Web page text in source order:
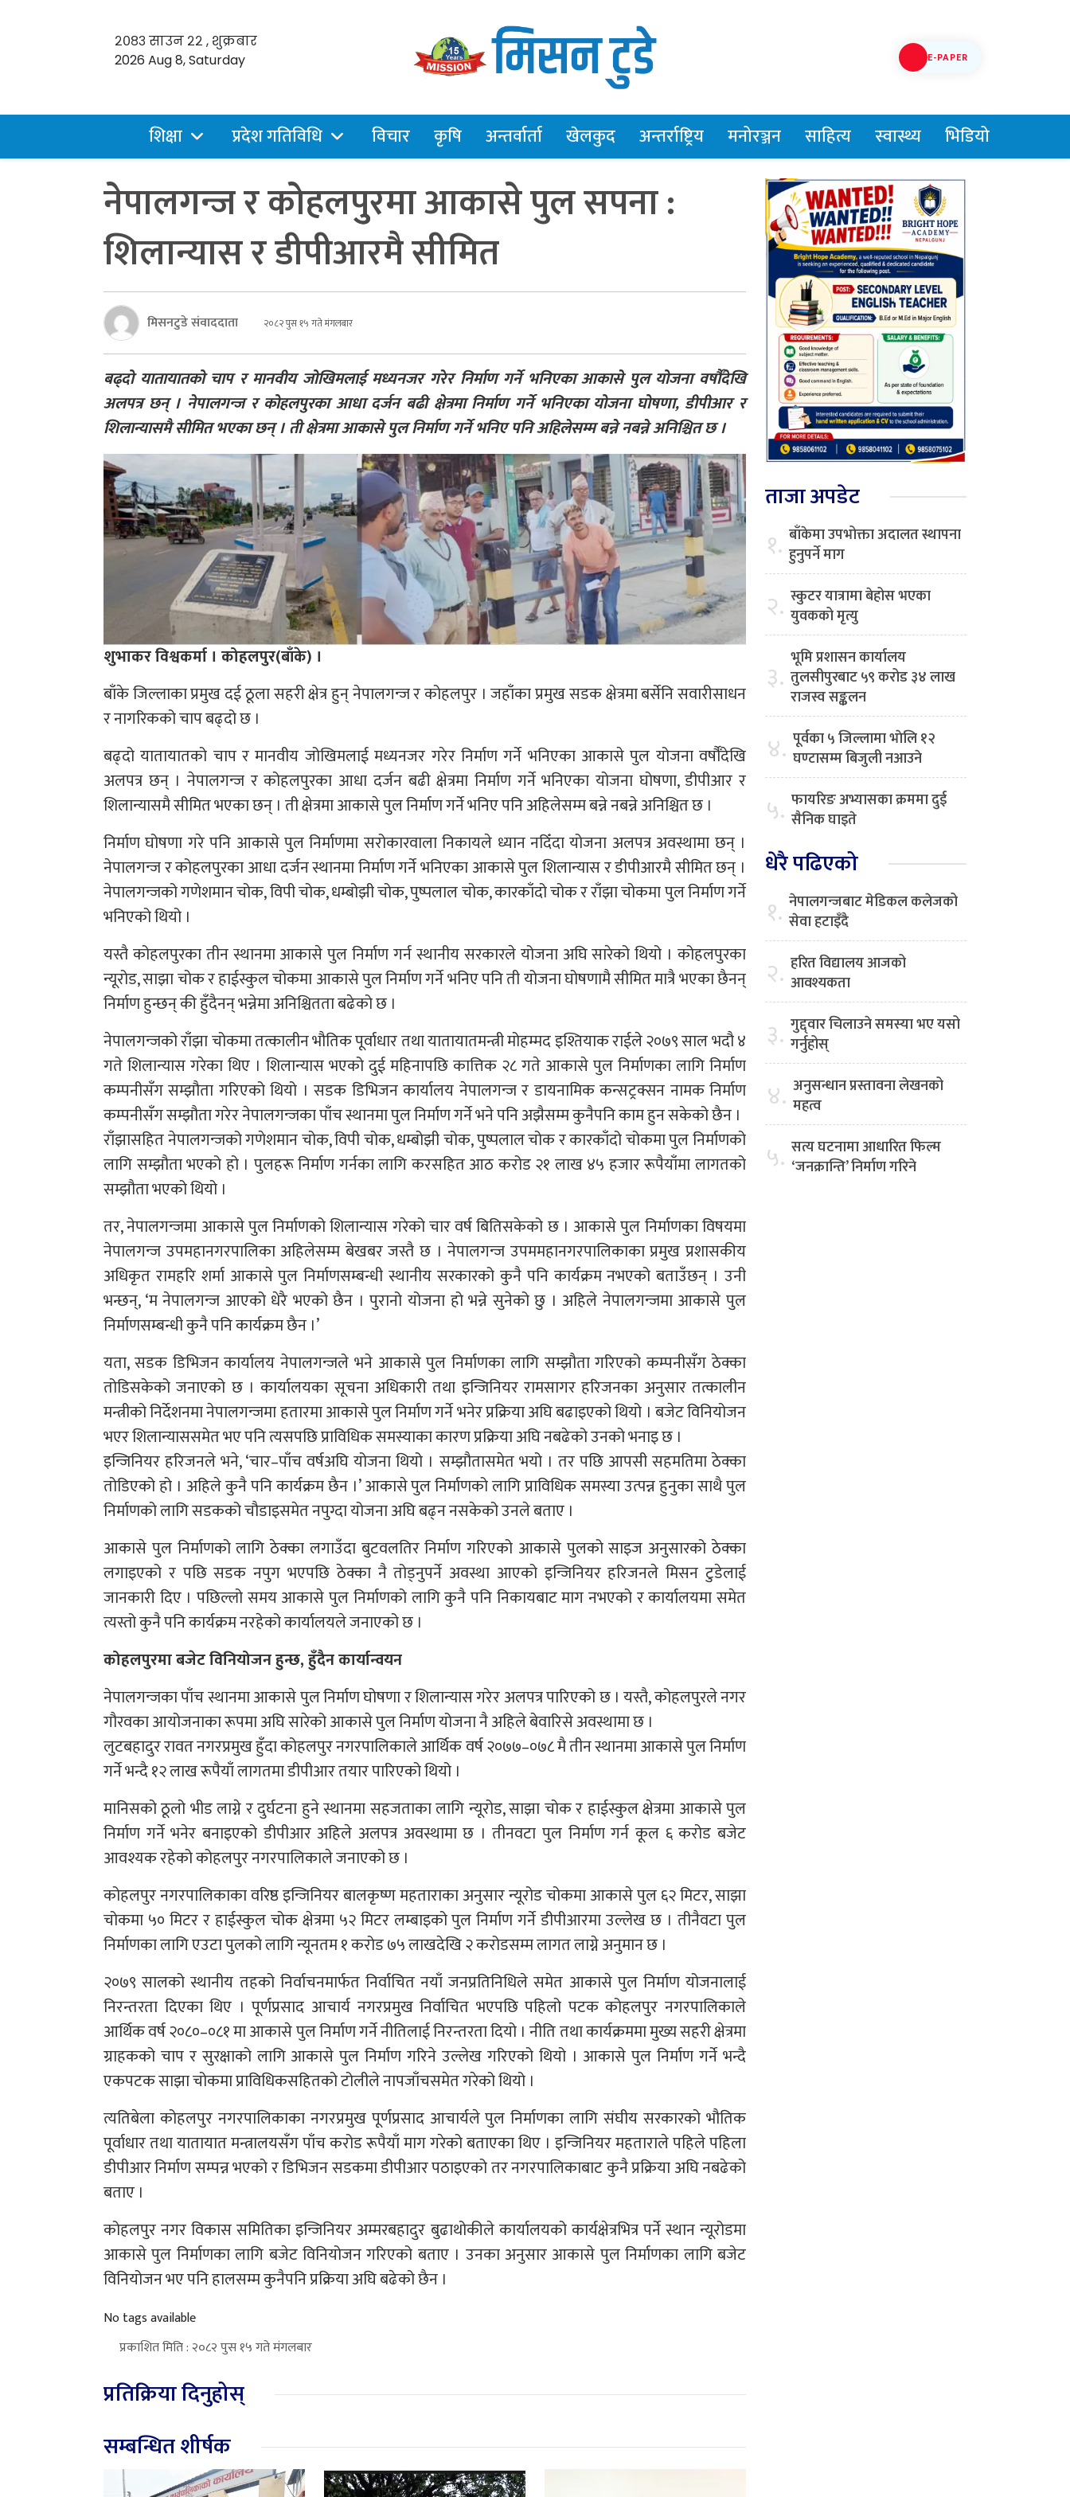
२०८३ साउन २२ , शुक्रबार
2026 Aug 8, Saturday
E-PAPER
शिक्षा प्रदेश गतिविधि विचार कृषि अन्तर्वार्ता खेलकुद अन्तर्राष्ट्रिय मनोरञ्जन साहित्य स्वास्थ्य भिडियो
नेपालगन्ज र कोहलपुुरमा आकासे पुल सपना :
शिलान्यास र डीपीआरमै सीमित
मिसनटुडे संवाददाता २०८२ पुस १५ गते मंगलबार
बढ्दो यातायातको चाप र मानवीय जोखिमलाई मध्यनजर गरेर निर्माण गर्ने भनिएका आकासे पुल योजना वर्षौँदेखि
अलपत्र छन् । नेपालगन्ज र कोहलपुरका आधा दर्जन बढी क्षेत्रमा निर्माण गर्ने भनिएका योजना घोषणा, डीपीआर र
शिलान्यासमै सीमित भएका छन् । ती क्षेत्रमा आकासे पुल निर्माण गर्ने भनिए पनि अहिलेसम्म बन्ने नबन्ने अनिश्चित छ ।
शुभाकर विश्वकर्मा । कोहलपुर(बाँके) ।
बाँके जिल्लाका प्रमुख दई ठूला सहरी क्षेत्र हुन् नेपालगन्ज र कोहलपुर । जहाँका प्रमुख सडक क्षेत्रमा बर्सेनि सवारीसाधन
र नागरिकको चाप बढ्दो छ ।
बढ्दो यातायातको चाप र मानवीय जोखिमलाई मध्यनजर गरेर निर्माण गर्ने भनिएका आकासे पुल योजना वर्षौँदेखि
अलपत्र छन् । नेपालगन्ज र कोहलपुरका आधा दर्जन बढी क्षेत्रमा निर्माण गर्ने भनिएका योजना घोषणा, डीपीआर र
शिलान्यासमै सीमित भएका छन् । ती क्षेत्रमा आकासे पुल निर्माण गर्ने भनिए पनि अहिलेसम्म बन्ने नबन्ने अनिश्चित छ ।
निर्माण घोषणा गरे पनि आकासे पुल निर्माणमा सरोकारवाला निकायले ध्यान नदिँदा योजना अलपत्र अवस्थामा छन् ।
नेपालगन्ज र कोहलपुरका आधा दर्जन स्थानमा निर्माण गर्ने भनिएका आकासे पुल शिलान्यास र डीपीआरमै सीमित छन् ।
नेपालगन्जको गणेशमान चोक, विपी चोक, धम्बोझी चोक, पुष्पलाल चोक, कारकाँदो चोक र राँझा चोकमा पुल निर्माण गर्ने
भनिएको थियो ।
यस्तै कोहलपुरका तीन स्थानमा आकासे पुल निर्माण गर्न स्थानीय सरकारले योजना अघि सारेको थियो । कोहलपुरका
न्यूरोड, साझा चोक र हाईस्कुल चोकमा आकासे पुल निर्माण गर्ने भनिए पनि ती योजना घोषणामै सीमित मात्रै भएका छैनन्
निर्माण हुन्छन् की हुँदैनन् भन्नेमा अनिश्चितता बढेको छ ।
नेपालगन्जको राँझा चोकमा तत्कालीन भौतिक पूर्वाधार तथा यातायातमन्त्री मोहम्मद इश्तियाक राईले २०७९ साल भदौ ४
गते शिलान्यास गरेका थिए । शिलान्यास भएको दुई महिनापछि कात्तिक २८ गते आकासे पुल निर्माणका लागि निर्माण
कम्पनीसँग सम्झौता गरिएको थियो । सडक डिभिजन कार्यालय नेपालगन्ज र डायनामिक कन्सट्रक्सन नामक निर्माण
कम्पनीसँग सम्झौता गरेर नेपालगन्जका पाँच स्थानमा पुल निर्माण गर्ने भने पनि अझैसम्म कुनैपनि काम हुन सकेको छैन ।
राँझासहित नेपालगन्जको गणेशमान चोक, विपी चोक, धम्बोझी चोक, पुष्पलाल चोक र कारकाँदो चोकमा पुल निर्माणको
लागि सम्झौता भएको हो । पुलहरू निर्माण गर्नका लागि करसहित आठ करोड २१ लाख ४५ हजार रूपैयाँमा लागतको
सम्झौता भएको थियो ।
तर, नेपालगन्जमा आकासे पुल निर्माणको शिलान्यास गरेको चार वर्ष बितिसकेको छ । आकासे पुल निर्माणका विषयमा
नेपालगन्ज उपमहानगरपालिका अहिलेसम्म बेखबर जस्तै छ । नेपालगन्ज उपममहानगरपालिकाका प्रमुख प्रशासकीय
अधिकृत रामहरि शर्मा आकासे पुल निर्माणसम्बन्धी स्थानीय सरकारको कुनै पनि कार्यक्रम नभएको बताउँछन् । उनी
भन्छन्, ‘म नेपालगन्ज आएको धेरै भएको छैन । पुरानो योजना हो भन्ने सुनेको छु । अहिले नेपालगन्जमा आकासे पुल
निर्माणसम्बन्धी कुनै पनि कार्यक्रम छैन ।’
यता, सडक डिभिजन कार्यालय नेपालगन्जले भने आकासे पुल निर्माणका लागि सम्झौता गरिएको कम्पनीसँग ठेक्का
तोडिसकेको जनाएको छ । कार्यालयका सूचना अधिकारी तथा इन्जिनियर रामसागर हरिजनका अनुसार तत्कालीन
मन्त्रीको निर्देशनमा नेपालगन्जमा हतारमा आकासे पुल निर्माण गर्ने भनेर प्रक्रिया अघि बढाइएको थियो । बजेट विनियोजन
भएर शिलान्याससमेत भए पनि त्यसपछि प्राविधिक समस्याका कारण प्रक्रिया अघि नबढेको उनको भनाइ छ ।
इन्जिनियर हरिजनले भने, ‘चार–पाँच वर्षअघि योजना थियो । सम्झौतासमेत भयो । तर पछि आपसी सहमतिमा ठेक्का
तोडिएको हो । अहिले कुनै पनि कार्यक्रम छैन ।’ आकासे पुल निर्माणको लागि प्राविधिक समस्या उत्पन्न हुनुका साथै पुल
निर्माणको लागि सडकको चौडाइसमेत नपुग्दा योजना अघि बढ्न नसकेको उनले बताए ।
आकासे पुल निर्माणको लागि ठेक्का लगाउँदा बुटवलतिर निर्माण गरिएको आकासे पुलको साइज अनुसारको ठेक्का
लगाइएको र पछि सडक नपुग भएपछि ठेक्का नै तोड्नुपर्ने अवस्था आएको इन्जिनियर हरिजनले मिसन टुडेलाई
जानकारी दिए । पछिल्लो समय आकासे पुल निर्माणको लागि कुनै पनि निकायबाट माग नभएको र कार्यालयमा समेत
त्यस्तो कुनै पनि कार्यक्रम नरहेको कार्यालयले जनाएको छ ।
कोहलपुरमा बजेट विनियोजन हुन्छ, हुँदैन कार्यान्वयन
नेपालगन्जका पाँच स्थानमा आकासे पुल निर्माण घोषणा र शिलान्यास गरेर अलपत्र पारिएको छ । यस्तै, कोहलपुरले नगर
गौरवका आयोजनाका रूपमा अघि सारेको आकासे पुल निर्माण योजना नै अहिले बेवारिसे अवस्थामा छ ।
लुटबहादुर रावत नगरप्रमुख हुँदा कोहलपुर नगरपालिकाले आर्थिक वर्ष २०७७–०७८ मै तीन स्थानमा आकासे पुल निर्माण
गर्ने भन्दै १२ लाख रूपैयाँ लागतमा डीपीआर तयार पारिएको थियो ।
मानिसको ठूलो भीड लाग्ने र दुर्घटना हुने स्थानमा सहजताका लागि न्यूरोड, साझा चोक र हाईस्कुल क्षेत्रमा आकासे पुल
निर्माण गर्ने भनेर बनाइएको डीपीआर अहिले अलपत्र अवस्थामा छ । तीनवटा पुल निर्माण गर्न कूल ६ करोड बजेट
आवश्यक रहेको कोहलपुर नगरपालिकाले जनाएको छ ।
कोहलपुर नगरपालिकाका वरिष्ठ इन्जिनियर बालकृष्ण महताराका अनुसार न्यूरोड चोकमा आकासे पुल ६२ मिटर, साझा
चोकमा ५० मिटर र हाईस्कुल चोक क्षेत्रमा ५२ मिटर लम्बाइको पुल निर्माण गर्ने डीपीआरमा उल्लेख छ । तीनैवटा पुल
निर्माणका लागि एउटा पुलको लागि न्यूनतम १ करोड ७५ लाखदेखि २ करोडसम्म लागत लाग्ने अनुमान छ ।
२०७९ सालको स्थानीय तहको निर्वाचनमार्फत निर्वाचित नयाँ जनप्रतिनिधिले समेत आकासे पुल निर्माण योजनालाई
निरन्तरता दिएका थिए । पूर्णप्रसाद आचार्य नगरप्रमुख निर्वाचित भएपछि पहिलो पटक कोहलपुर नगरपालिकाले
आर्थिक वर्ष २०८०–०८१ मा आकासे पुल निर्माण गर्ने नीतिलाई निरन्तरता दियो । नीति तथा कार्यक्रममा मुख्य सहरी क्षेत्रमा
ग्राहकको चाप र सुरक्षाको लागि आकासे पुल निर्माण गरिने उल्लेख गरिएको थियो । आकासे पुल निर्माण गर्ने भन्दै
एकपटक साझा चोकमा प्राविधिकसहितको टोलीले नापजाँचसमेत गरेको थियो ।
त्यतिबेला कोहलपुर नगरपालिकाका नगरप्रमुख पूर्णप्रसाद आचार्यले पुल निर्माणका लागि संघीय सरकारको भौतिक
पूर्वाधार तथा यातायात मन्त्रालयसँग पाँच करोड रूपैयाँ माग गरेको बताएका थिए । इन्जिनियर महताराले पहिले पहिला
डीपीआर निर्माण सम्पन्न भएको र डिभिजन सडकमा डीपीआर पठाइएको तर नगरपालिकाबाट कुनै प्रक्रिया अघि नबढेको
बताए ।
कोहलपुर नगर विकास समितिका इन्जिनियर अम्मरबहादुर बुढाथोकीले कार्यालयको कार्यक्षेत्रभित्र पर्ने स्थान न्यूरोडमा
आकासे पुल निर्माणका लागि बजेट विनियोजन गरिएको बताए । उनका अनुसार आकासे पुल निर्माणका लागि बजेट
विनियोजन भए पनि हालसम्म कुनैपनि प्रक्रिया अघि बढेको छैन ।
No tags available
प्रकाशित मिति : २०८२ पुस १५ गते मंगलबार
प्रतिक्रिया दिनुहोस्
सम्बन्धित शीर्षक
ताजा अपडेट
१. बाँकेमा उपभोक्ता अदालत स्थापना
हुनुपर्ने माग
२. स्कुटर यात्रामा बेहोस भएका
युवकको मृत्यु
३. भूमि प्रशासन कार्यालय
तुलसीपुरबाट ५९ करोड ३४ लाख
राजस्व सङ्कलन
४. पूर्वका ५ जिल्लामा भाेलि १२
घण्टासम्म बिजुली नआउने
५. फायरिङ अभ्यासका क्रममा दुई
सैनिक घाइते
धेरै पढिएको
१. नेपालगन्जबाट मेडिकल कलेजको
सेवा हटाइँदै
२. हरित विद्यालय आजको
आवश्यकता
३. गुद्द्वार चिलाउने समस्या भए यसो
गर्नुहोस्
४. अनुसन्धान प्रस्तावना लेखनको
महत्व
५. सत्य घटनामा आधारित फिल्म
‘जनक्रान्ति’ निर्माण गरिने